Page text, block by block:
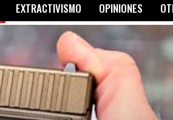
EXTRACTIVISMO OPINIONES